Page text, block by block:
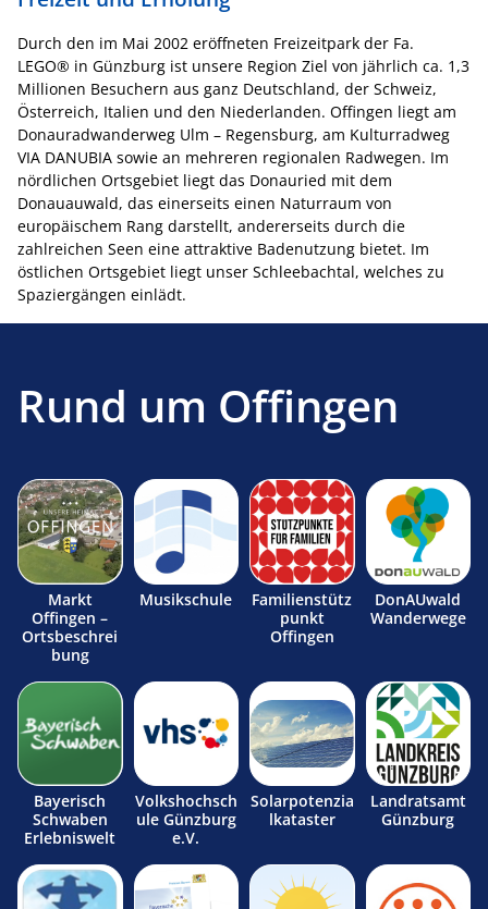
Durch den im Mai 2002 eröffneten Freizeitpark der Fa.
LEGO® in Günzburg ist unsere Region Ziel von jährlich ca. 1,3
Millionen Besuchern aus ganz Deutschland, der Schweiz,
Österreich, Italien und den Niederlanden. Offingen liegt am
Donauradwanderweg Ulm – Regensburg, am Kulturradweg
VIA DANUBIA sowie an mehreren regionalen Radwegen. Im
nördlichen Ortsgebiet liegt das Donauried mit dem
Donauauwald, das einerseits einen Naturraum von
europäischem Rang darstellt, andererseits durch die
zahlreichen Seen eine attraktive Badenutzung bietet. Im
östlichen Ortsgebiet liegt unser Schleebachtal, welches zu
Spaziergängen einlädt.
Rund um Offingen
Markt
Offingen –
Ortsbeschrei
bung
Musikschule
Familienstütz
punkt
Offingen
DonAUwald
Wanderwege
Bayerisch
Schwaben
Erlebniswelt
Volkshochsch
ule Günzburg
e.V.
Solarpotenzia
lkataster
Landratsamt
Günzburg